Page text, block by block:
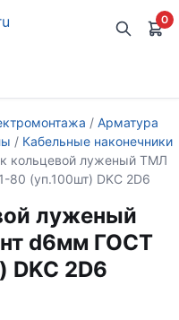
0
/ Арматура
/ Кабельные наконечники
кольцевой луженый ТМЛ
(уп.100шт) DKC 2D6
луженый
d6мм ГОСТ
2D6